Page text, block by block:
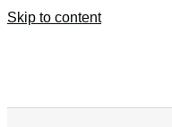
Skip to content